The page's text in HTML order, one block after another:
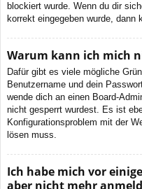
blockiert wurde. Wenn du dir
korrekt eingegeben wurde, dann
Warum kann ich mich
Dafür gibt es viele mögliche
Benutzername und dein
wende dich an einen Board-
nicht gesperrt wurdest. Es ist
Konfigurationsproblem mit der
lösen muss.
Ich habe mich vor
aber nicht mehr